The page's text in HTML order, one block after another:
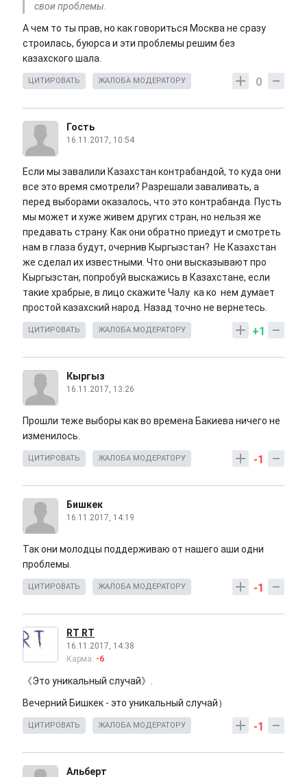
свои проблемы.
А чем то ты прав, но как говориться Москва не сразу
строилась, буюрса и эти проблемы решим без
казахского шала.
0
ЦИТИРОВАТЬ ЖАЛОБА МОДЕРАТОРУ
Гость
16.11.2017, 10:54
Если мы завалили Казахстан контрабандой, то куда они
все это время смотрели? Разрешали заваливать, а
перед выборами оказалось, что это контрабанда. Пусть
мы может и хуже живем других стран, но нельзя же
предавать страну. Как они обратно приедут и смотреть
нам в глаза будут, очернив Кыргызстан? Не Казахстан
же сделал их известными. Что они высказывают про
Кыргызстан, попробуй выскажись в Казахстане, если
такие храбрые, в лицо скажите Чалу ка ко нем думает
простой казахский народ. Назад точно не вернетесь.
+1
ЦИТИРОВАТЬ ЖАЛОБА МОДЕРАТОРУ
Кыргыз
16.11.2017, 13:26
Прошли теже выборы как во времена Бакиева ничего не
изменилось.
-1
ЦИТИРОВАТЬ ЖАЛОБА МОДЕРАТОРУ
Бишкек
16.11.2017, 14:19
Так они молодцы поддерживаю от нашего аши одни
проблемы.
-1
ЦИТИРОВАТЬ ЖАЛОБА МОДЕРАТОРУ
RT RT
16.11.2017, 14:38
Карма: -6
《Это уникальный случай》.
Вечерний Бишкек - это уникальный случай）
-1
ЦИТИРОВАТЬ ЖАЛОБА МОДЕРАТОРУ
Альберт